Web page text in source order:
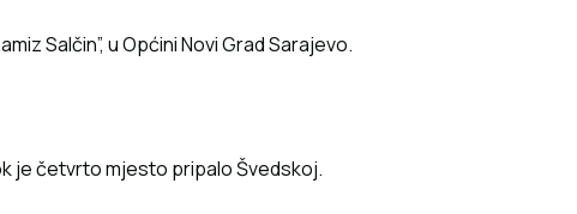
Salčin”, u Općini Novi Grad Sarajevo.
je četvrto mjesto pripalo Švedskoj.